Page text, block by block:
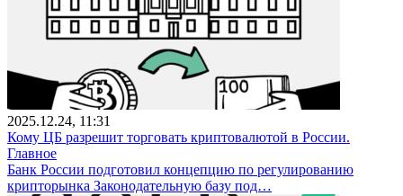
2025.12.24, 11:31
Кому ЦБ разрешит торговать криптовалютой в России.
Главное
Банк России подготовил концепцию по регулированию
крипторынка Законодательную базу под…